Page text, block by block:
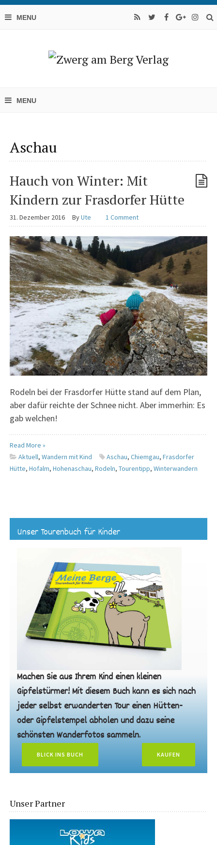
Aschau
Hauch von Winter: Mit
Kindern zur Frasdorfer Hütte
31. Dezember 2016 ByUte 1 Comment
Rodeln bei der Frasdorfer Hütte stand auf dem Plan,
aber dafür reichte der Schnee nicht. Aber immerhin: Es
gab welchen!
Read More »
Aktuell, Wandern mit Kind Aschau, Chiemgau, Frasdorfer
Hütte, Hofalm, Hohenaschau, Rodeln, Tourentipp, Winterwandern
Unser Tourenbuch für Kinder
Machen Sie aus Ihrem Kind einen kleinen
Gipfelstürmer! Mit diesem Buch kann es sich nach
jeder selbst erwanderten Tour einen Hütten-
oder Gipfelstempel abholen und dazu seine
schönsten Wanderfotos sammeln.
BLICK INS BUCH KAUFEN
Unser Partner